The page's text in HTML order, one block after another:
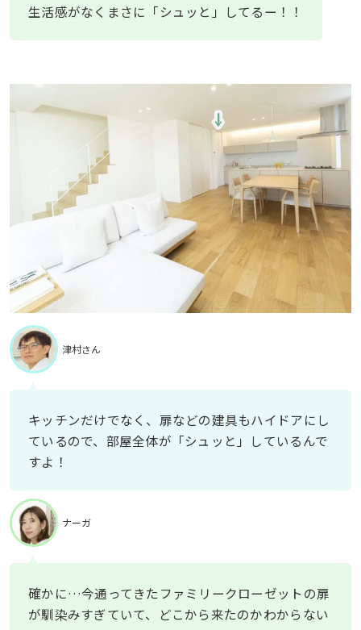
生活感がなくまさに「シュッと」してるー！！
津村さん
キッチンだけでなく、扉などの建具もハイドアにし
ているので、部屋全体が「シュッと」しているんで
すよ！
ナーガ
確かに…今通ってきたファミリークローゼットの扉
が馴染みすぎていて、どこから来たのかわからない